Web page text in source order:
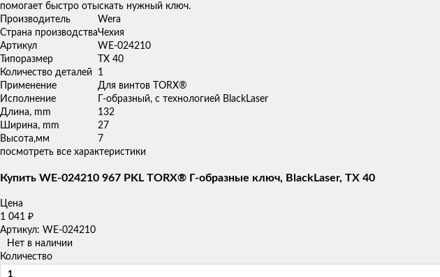
помогает быстро отыскать нужный ключ.
Производитель
Wera
Страна производстваЧехия
Артикул
WE-024210
Типоразмер
TX 40
Количество деталей
1
Применение
Для винтов TORX®
Исполнение
Г-образный, с технологией BlackLaser
Длина, mm
132
Ширина, mm
27
Высота,мм
7
посмотреть все характеристики
Купить WE-024210 967 PKL TORX® Г-образные ключ, BlackLaser, TX 40
Цена
1 041 ₽
Артикул: WE-024210
Нет в наличии
Количество